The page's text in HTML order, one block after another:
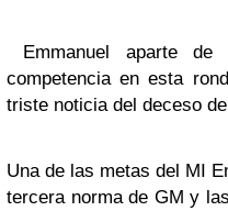
Emmanuel aparte
competencia en esta
triste noticia del deceso
Una de las metas del MI
tercera norma de GM y